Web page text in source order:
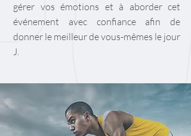
gérer vos émotions et à aborder cet
événement avec confiance afin de
donner le meilleur de vous-mêmes le jour
J.​